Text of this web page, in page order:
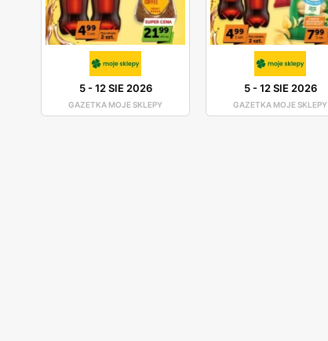
5-12 SIE 2026
GAZETKA MOJE SKLEPY
5-12 SIE 2026
GAZETKA MOJE SKLEPY